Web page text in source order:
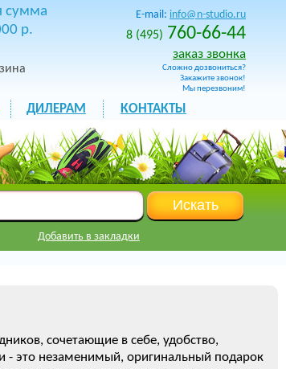
сумма
р.
E-mail: info@n-studio.ru
8 (495) 760-66-44
заказ звонка
Сложно дозвониться?
Закажите звонок!
Мы перезвоним!
ДИЛЕРАМ КОНТАКТЫ
Добавить в закладки
сочетающие в себе, удобство,
- это незаменимый, оригинальный подарок